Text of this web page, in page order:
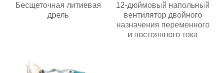
Бесщеточная литиевая
дрель
12-дюймовый напольный
вентилятор двойного
назначения переменного
и постоянного тока